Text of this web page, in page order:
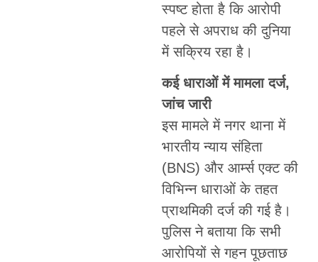
स्पष्ट होता है कि आरोपी
पहले से अपराध की दुनिया
में सक्रिय रहा है।
कई धाराओं में मामला दर्ज,
जांच जारी
इस मामले में नगर थाना में
भारतीय न्याय संहिता
(BNS) और आर्म्स एक्ट की
विभिन्न धाराओं के तहत
प्राथमिकी दर्ज की गई है।
पुलिस ने बताया कि सभी
आरोपियों से गहन पूछताछ